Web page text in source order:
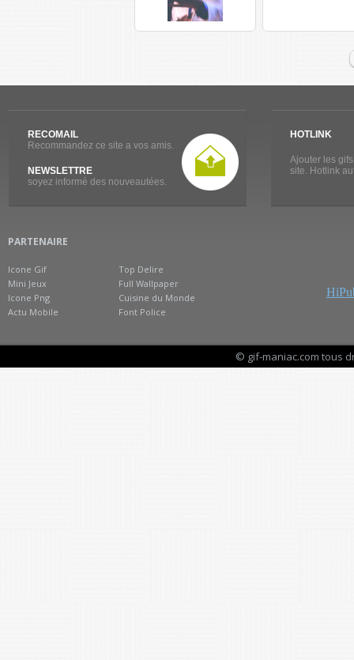
RECOMAIL
Recommandez ce site a vos amis.
NEWSLETTRE
soyez informé des nouveautées.
HOTLINK
Ajouter les
site. Hotlink
PARTENAIRE
Icone Gif
Mini Jeux
Icone Png
Actu Mobile
Top Delire
Full Wallpaper
Cuisine du Monde
Font Police
© gif-maniac.com tous